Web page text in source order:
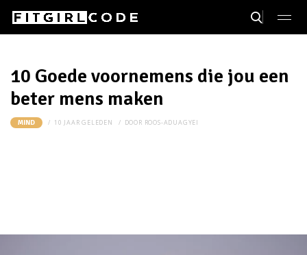
10 Goede voornemens die jou een
beter mens maken
MIND 10 JAAR GELEDEN DOOR ROOS-ADUAGYEI